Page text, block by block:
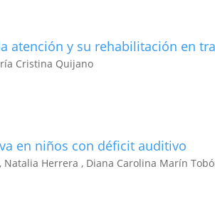
atención y su rehabilitación en
Cristina Quijano
en niños con déficit auditivo
Natalia Herrera , Diana Carolina Marín